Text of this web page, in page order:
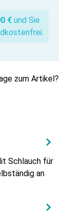
€ und Sie
zum Artikel?
Schlauch für
an